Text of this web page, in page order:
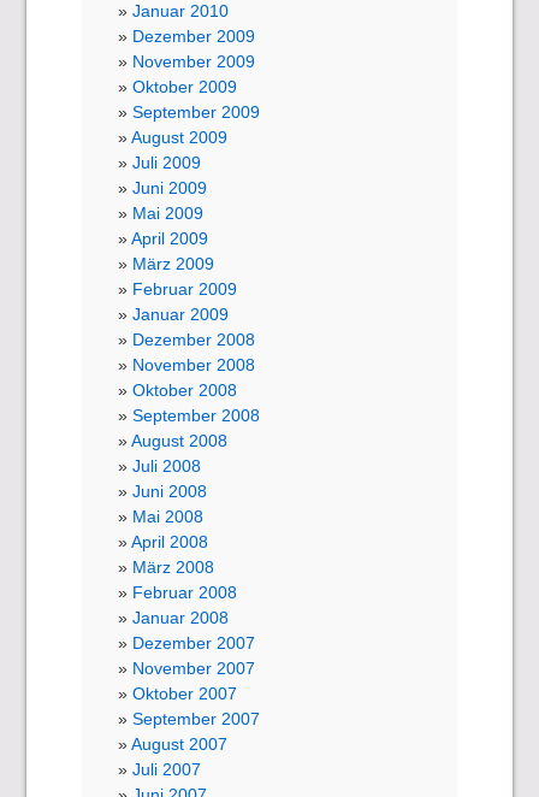
Januar 2010
Dezember 2009
November 2009
Oktober 2009
September 2009
August 2009
Juli 2009
Juni 2009
Mai 2009
April 2009
März 2009
Februar 2009
Januar 2009
Dezember 2008
November 2008
Oktober 2008
September 2008
August 2008
Juli 2008
Juni 2008
Mai 2008
April 2008
März 2008
Februar 2008
Januar 2008
Dezember 2007
November 2007
Oktober 2007
September 2007
August 2007
Juli 2007